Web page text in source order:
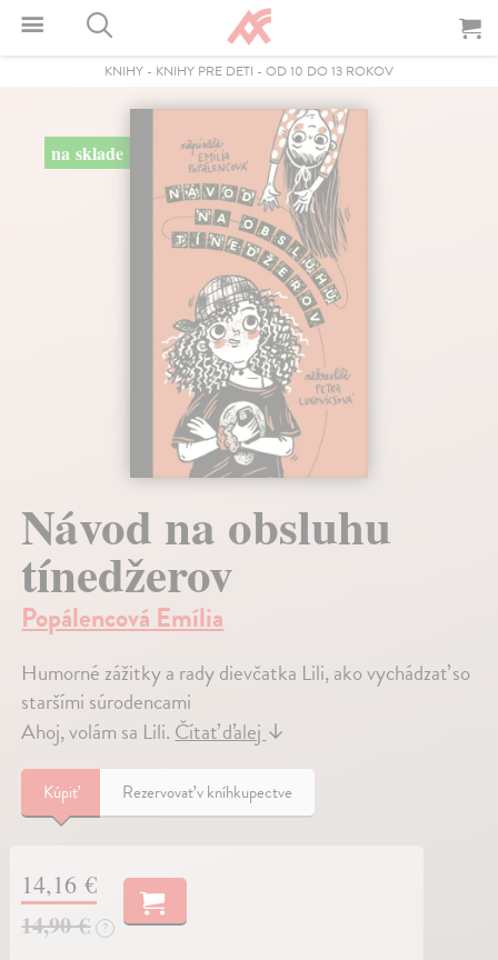
KNIHY - KNIHY PRE DETI - OD 10 DO 13 ROKOV
na sklade
Návod na obsluhu
tínedžerov
Popálencová Emília
Humorné zážitky a rady dievčatka Lili, ako vychádzať so
staršími súrodencami
Ahoj, volám sa Lili.Čítať ďalej↓
Kúpiť Rezervovať v kníhkupectve
14,16 €
14,90 €
?